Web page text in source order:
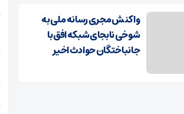
واکنش مجری رسانه ملی به
شوخی نابجای شبکه افق با
جانباختگان حوادث اخیر